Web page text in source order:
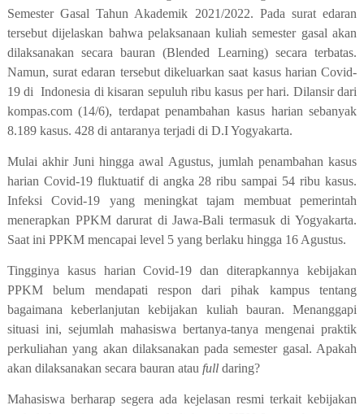
Semester Gasal Tahun Akademik 2021/2022. Pada surat edaran
tersebut dijelaskan bahwa pelaksanaan kuliah semester gasal akan
dilaksanakan secara bauran (Blended Learning) secara terbatas.
Namun, surat edaran tersebut dikeluarkan saat kasus harian Covid-
19 di
Indonesia di kisaran sepuluh ribu kasus per hari. Dilansir dari
kompas.com (14/6), terdapat penambahan kasus harian sebanyak
8.189 kasus. 428 di antaranya terjadi di D.I Yogyakarta.
Mulai akhir Juni hingga awal Agustus, jumlah penambahan kasus
harian Covid-19 fluktuatif di angka 28 ribu sampai 54 ribu kasus.
Infeksi Covid-19 yang meningkat tajam membuat pemerintah
menerapkan PPKM darurat di Jawa-Bali termasuk di Yogyakarta.
Saat ini PPKM mencapai level 5 yang berlaku hingga 16 Agustus.
Tingginya kasus harian Covid-19 dan diterapkannya kebijakan
PPKM belum mendapati respon dari pihak kampus tentang
bagaimana keberlanjutan kebijakan kuliah bauran. Menanggapi
situasi ini, sejumlah mahasiswa bertanya-tanya mengenai praktik
perkuliahan yang akan dilaksanakan pada semester gasal. Apakah
akan dilaksanakan secara bauran atau full daring?
Mahasiswa berharap segera ada kejelasan resmi terkait kebijakan